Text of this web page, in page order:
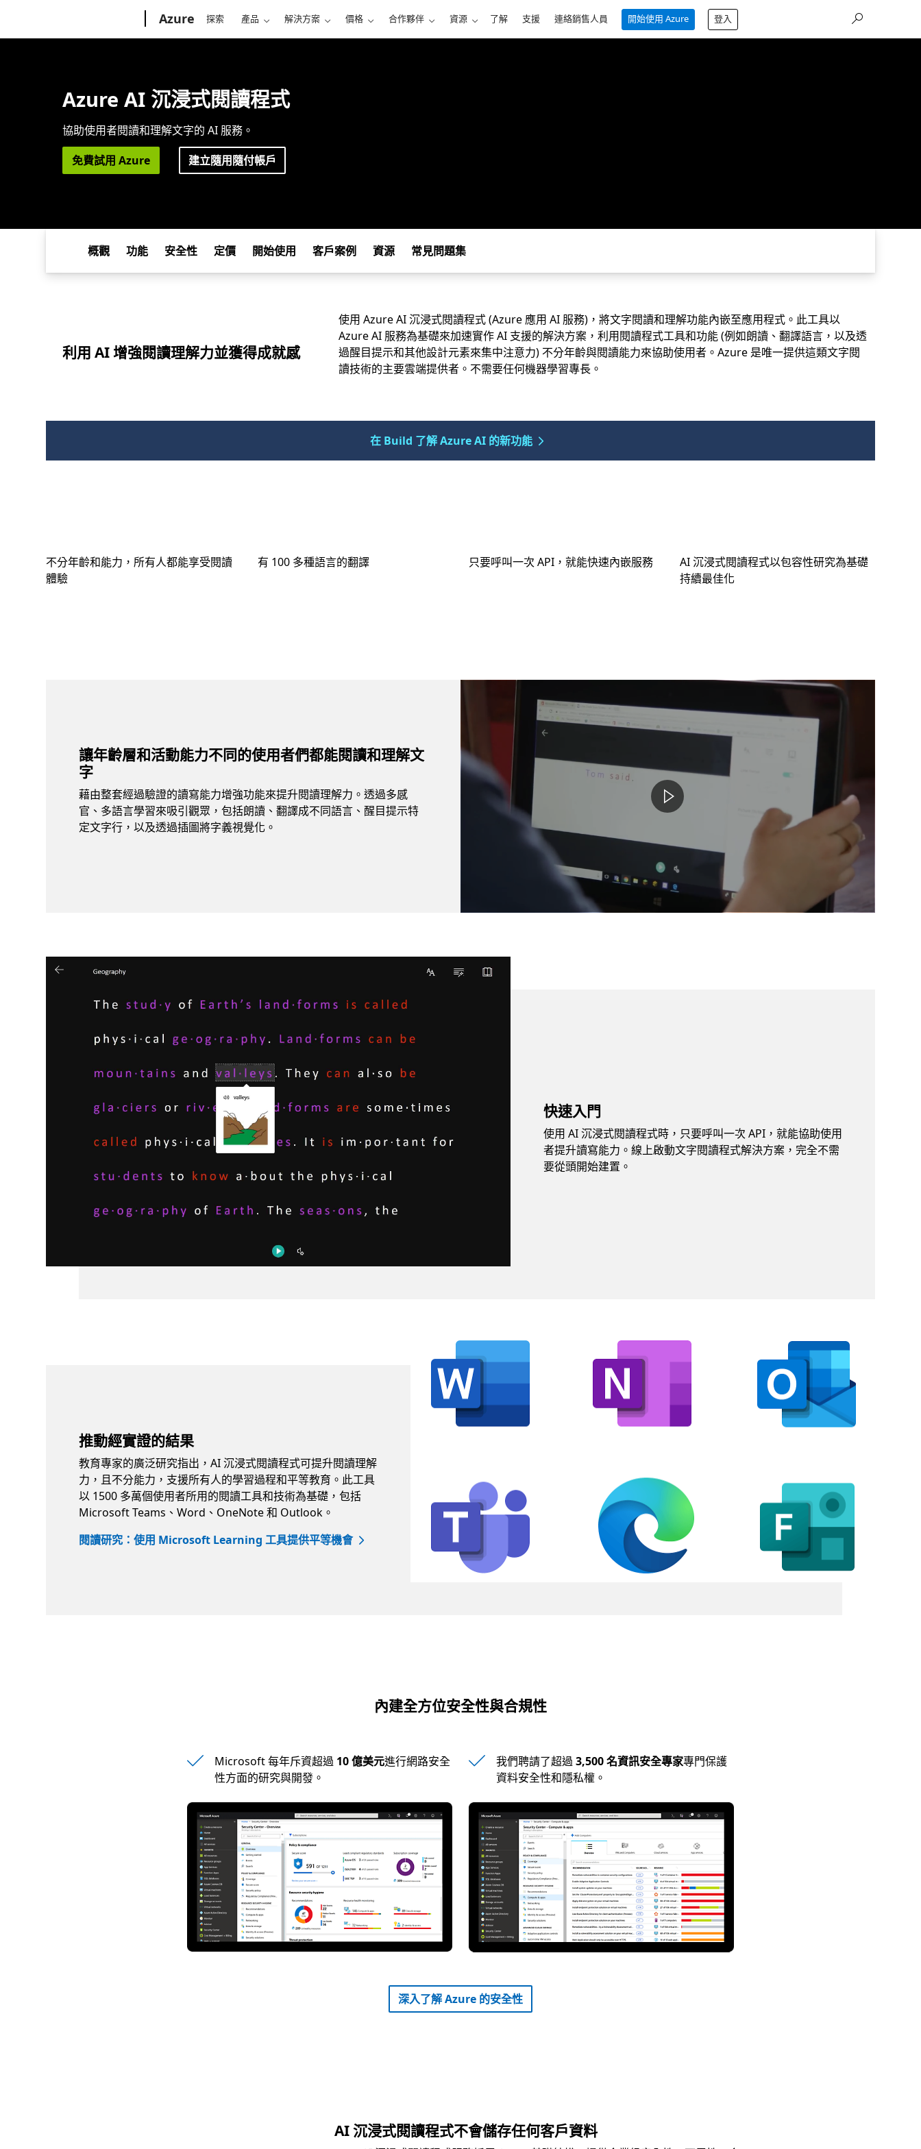
Azure 探索 產品 解決方案 價格 合作夥伴 資源 了解 支援 連絡銷售人員 開始使用 Azure 登入
Azure AI 沉浸式閱讀程式
協助使用者閱讀和理解文字的 AI 服務。
免費試用 Azure
建立隨用隨付帳戶
概觀 功能 安全性 定價 開始使用 客戶案例 資源 常見問題集
利用 AI 增強閱讀理解力並獲得成就感
使用 Azure AI 沉浸式閱讀程式 (Azure 應用 AI 服務)，將文字閱讀和理解功能內嵌至應用程式。此工具以
Azure AI 服務為基礎來加速實作 AI 支援的解決方案，利用閱讀程式工具和功能 (例如朗讀、翻譯語言，以及透
過醒目提示和其他設計元素來集中注意力) 不分年齡與閱讀能力來協助使用者。Azure 是唯一提供這類文字閱
讀技術的主要雲端提供者。不需要任何機器學習專長。
在 Build 了解 Azure AI 的新功能
不分年齡和能力，所有人都能享受閱讀
體驗
有 100 多種語言的翻譯 只要呼叫一次 API，就能快速內嵌服務
AI 沉浸式閱讀程式以包容性研究為基礎
持續最佳化
讓年齡層和活動能力不同的使用者們都能閱讀和理解文
字
藉由整套經過驗證的讀寫能力增強功能來提升閱讀理解力。透過多感
官、多語言學習來吸引觀眾，包括朗讀、翻譯成不同語言、醒目提示特
定文字行，以及透過插圖將字義視覺化。
Video container
快速入門
使用 AI 沉浸式閱讀程式時，只要呼叫一次 API，就能協助使用
者提升讀寫能力。線上啟動文字閱讀程式解決方案，完全不需
要從頭開始建置。
推動經實證的結果
教育專家的廣泛研究指出，AI 沉浸式閱讀程式可提升閱讀理解
力，且不分能力，支援所有人的學習過程和平等教育。此工具
以 1500 多萬個使用者所用的閱讀工具和技術為基礎，包括
Microsoft Teams、Word、OneNote 和 Outlook。
閱讀研究：使用 Microsoft Learning 工具提供平等機會
內建全方位安全性與合規性
Microsoft 每年斥資超過 10 億美元進行網路安全
性方面的研究與開發。
我們聘請了超過3,500 名資訊安全專家專門保護
資料安全性和隱私權。
深入了解 Azure 的安全性
AI 沉浸式閱讀程式不會儲存任何客戶資料